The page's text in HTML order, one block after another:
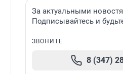
За актуальными
Подписывайтесь и
ЗВОНИТЕ
8 (347)